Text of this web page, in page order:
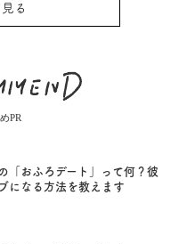
る
PR
「おふろデート」って何？彼
になる方法を教えます